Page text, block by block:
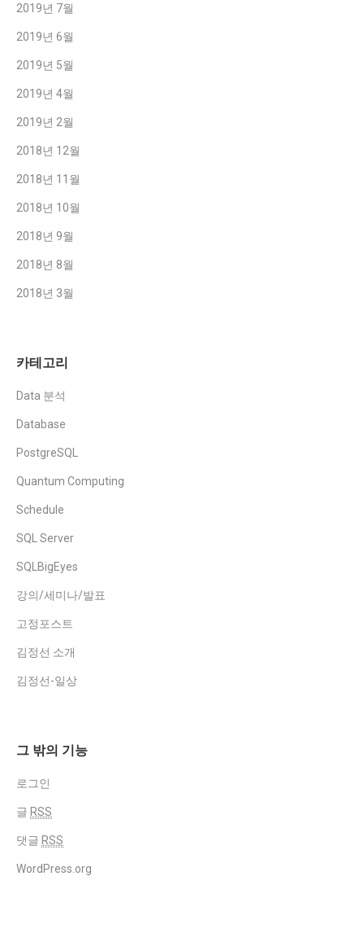
2019년 7월
2019년 6월
2019년 5월
2019년 4월
2019년 2월
2018년 12월
2018년 11월
2018년 10월
2018년 9월
2018년 8월
2018년 3월
카테고리
Data 분석
Database
PostgreSQL
Quantum Computing
Schedule
SQL Server
SQLBigEyes
강의/세미나/발표
고정포스트
김정선 소개
김정선-일상
그 밖의 기능
로그인
글 RSS
댓글 RSS
WordPress.org